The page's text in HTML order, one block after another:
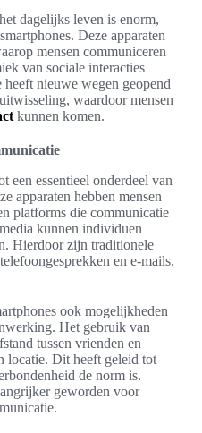
dagelijks leven is enorm,
Deze apparaten
mensen communiceren
van sociale interacties
nieuwe wegen geopend
waardoor mensen
kunnen komen.
een essentieel onderdeel van
apparaten hebben mensen
platforms die communicatie
kunnen individuen
Hierdoor zijn traditionele
en e-mails,
ook mogelijkheden
Het gebruik van
tussen vrienden en
locatie. Dit heeft geleid tot
de norm is.
geworden voor